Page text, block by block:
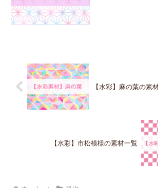
【水彩】麻の葉の素
【水彩】市松模様の素材一覧